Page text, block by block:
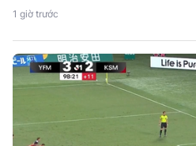
1 giờ trước